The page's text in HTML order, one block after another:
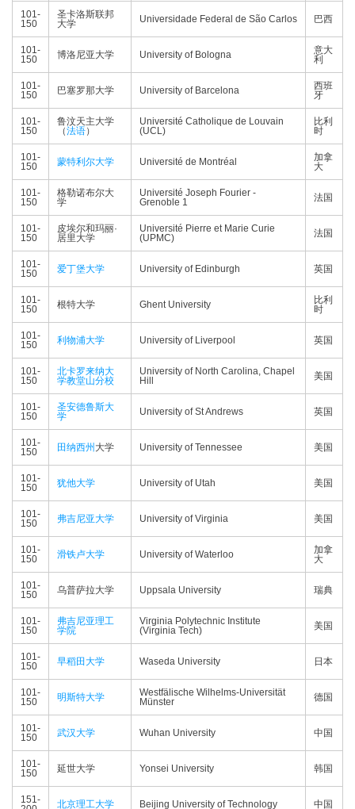
101-
150
圣卡洛斯联邦
大学
Universidade Federal de São Carlos 巴西
101-
150
博洛尼亚大学 University of Bologna
意大
利
101-
150
巴塞罗那大学 University of Barcelona
西班
牙
101-
150
鲁汶天主大学
（法语）
Université Catholique de Louvain
(UCL)
比利
时
101-
150
蒙特利尔大学 Université de Montréal
加拿
大
101-
150
格勒诺布尔大
学
Université Joseph Fourier -
Grenoble 1
法国
101-
150
皮埃尔和玛丽·
居里大学
Université Pierre et Marie Curie
(UPMC)
法国
101-
150
爱丁堡大学 University of Edinburgh 英国
101-
150
根特大学 Ghent University
比利
时
101-
150
利物浦大学 University of Liverpool 英国
101-
150
北卡罗来纳大
学教堂山分校
University of North Carolina, Chapel
Hill
美国
101-
150
圣安德鲁斯大
学
University of St Andrews 英国
101-
150
田纳西州 大学 University of Tennessee 美国
101-
150
犹他大学 University of Utah 美国
101-
150
弗吉尼亚大学 University of Virginia 美国
101-
150
滑铁卢大学 University of Waterloo
加拿
大
101-
150
乌普萨拉大学 Uppsala University 瑞典
101-
150
弗吉尼亚理工
学院
Virginia Polytechnic Institute
(Virginia Tech)
美国
101-
150
早稻田大学 Waseda University 日本
101-
150
明斯特大学
Westfälische Wilhelms-Universität
Münster
德国
101-
150
武汉大学 Wuhan University 中国
101-
150
延世大学 Yonsei University 韩国
151-
北京理工大学 Beijing University of Technology 中国